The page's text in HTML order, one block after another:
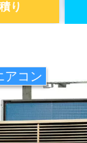
り
アコン